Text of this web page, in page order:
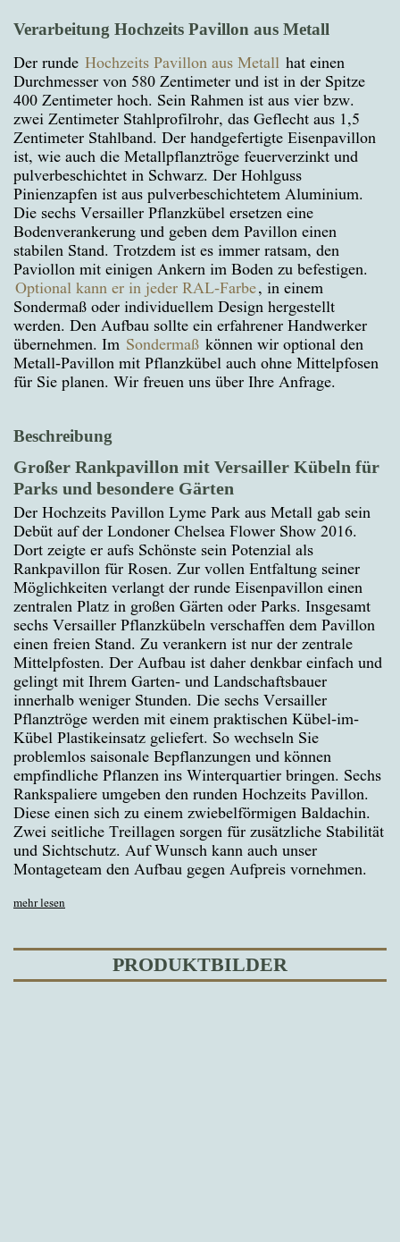
Verarbeitung Hochzeits Pavillon aus Metall
Der runde Hochzeits Pavillon aus Metall hat einen
Durchmesser von 580 Zentimeter und ist in der Spitze
400 Zentimeter hoch. Sein Rahmen ist aus vier bzw.
zwei Zentimeter Stahlprofilrohr, das Geflecht aus 1,5
Zentimeter Stahlband. Der handgefertigte Eisenpavillon
ist, wie auch die Metallpflanztröge feuerverzinkt und
pulverbeschichtet in Schwarz. Der Hohlguss
Pinienzapfen ist aus pulverbeschichtetem Aluminium.
Die sechs Versailler Pflanzkübel ersetzen eine
Bodenverankerung und geben dem Pavillon einen
stabilen Stand. Trotzdem ist es immer ratsam, den
Paviollon mit einigen Ankern im Boden zu befestigen.
Optional kann er in jeder RAL-Farbe, in einem
Sondermaß oder individuellem Design hergestellt
werden. Den Aufbau sollte ein erfahrener Handwerker
übernehmen. Im Sondermaß können wir optional den
Metall-Pavillon mit Pflanzkübel auch ohne Mittelpfosen
für Sie planen. Wir freuen uns über Ihre Anfrage.
Beschreibung
Großer Rankpavillon mit Versailler Kübeln für
Parks und besondere Gärten
Der Hochzeits Pavillon Lyme Park aus Metall gab sein
Debüt auf der Londoner Chelsea Flower Show 2016.
Dort zeigte er aufs Schönste sein Potenzial als
Rankpavillon für Rosen. Zur vollen Entfaltung seiner
Möglichkeiten verlangt der runde Eisenpavillon einen
zentralen Platz in großen Gärten oder Parks. Insgesamt
sechs Versailler Pflanzkübeln verschaffen dem Pavillon
einen freien Stand. Zu verankern ist nur der zentrale
Mittelpfosten. Der Aufbau ist daher denkbar einfach und
gelingt mit Ihrem Garten- und Landschaftsbauer
innerhalb weniger Stunden. Die sechs Versailler
Pflanztröge werden mit einem praktischen Kübel-im-
Kübel Plastikeinsatz geliefert. So wechseln Sie
problemlos saisonale Bepflanzungen und können
empfindliche Pflanzen ins Winterquartier bringen. Sechs
Rankspaliere umgeben den runden Hochzeits Pavillon.
Diese einen sich zu einem zwiebelförmigen Baldachin.
Zwei seitliche Treillagen sorgen für zusätzliche Stabilität
und Sichtschutz. Auf Wunsch kann auch unser
Montageteam den Aufbau gegen Aufpreis vornehmen.
mehr lesen
PRODUKTBILDER